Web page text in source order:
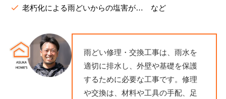
老朽化による雨どいからの塩害が… など
雨どい修理・交換工事は、雨水を
適切に排水し、外壁や基礎を保護
するために必要な工事です。修理
や交換は、材料や工具の手配、足